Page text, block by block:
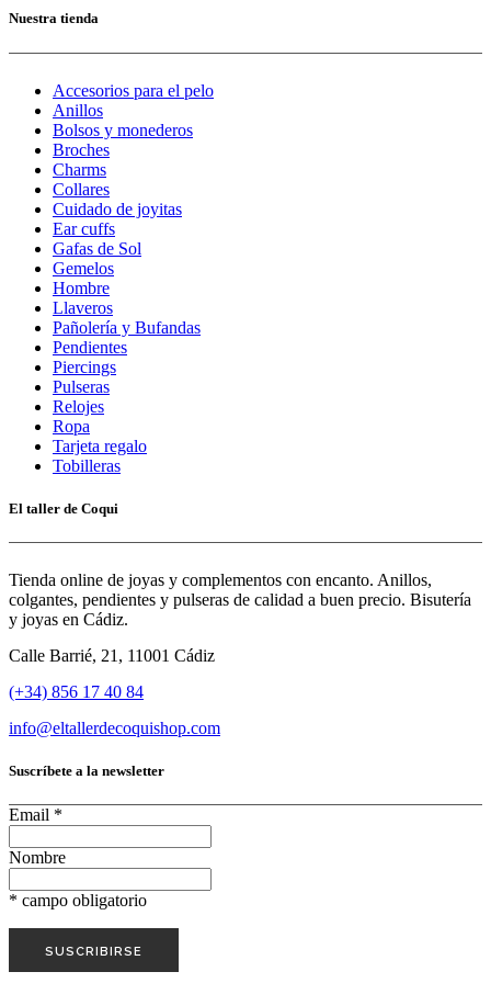
Nuestra tienda
Accesorios para el pelo
Anillos
Bolsos y monederos
Broches
Charms
Collares
Cuidado de joyitas
Ear cuffs
Gafas de Sol
Gemelos
Hombre
Llaveros
Pañolería y Bufandas
Pendientes
Piercings
Pulseras
Relojes
Ropa
Tarjeta regalo
Tobilleras
El taller de Coqui
Tienda online de joyas y complementos con encanto. Anillos,
colgantes, pendientes y pulseras de calidad a buen precio. Bisutería
y joyas en Cádiz.
Calle Barrié, 21, 11001 Cádiz
(+34) 856 17 40 84
info@eltallerdecoquishop.com
Suscríbete a la newsletter
Email *
Nombre
* campo obligatorio